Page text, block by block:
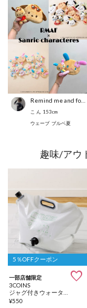
こ ん 153cm
ウェーブ ブルベ夏
趣味/アウ
5％OFFクーポン
一部店舗限定 
3COINS
¥550